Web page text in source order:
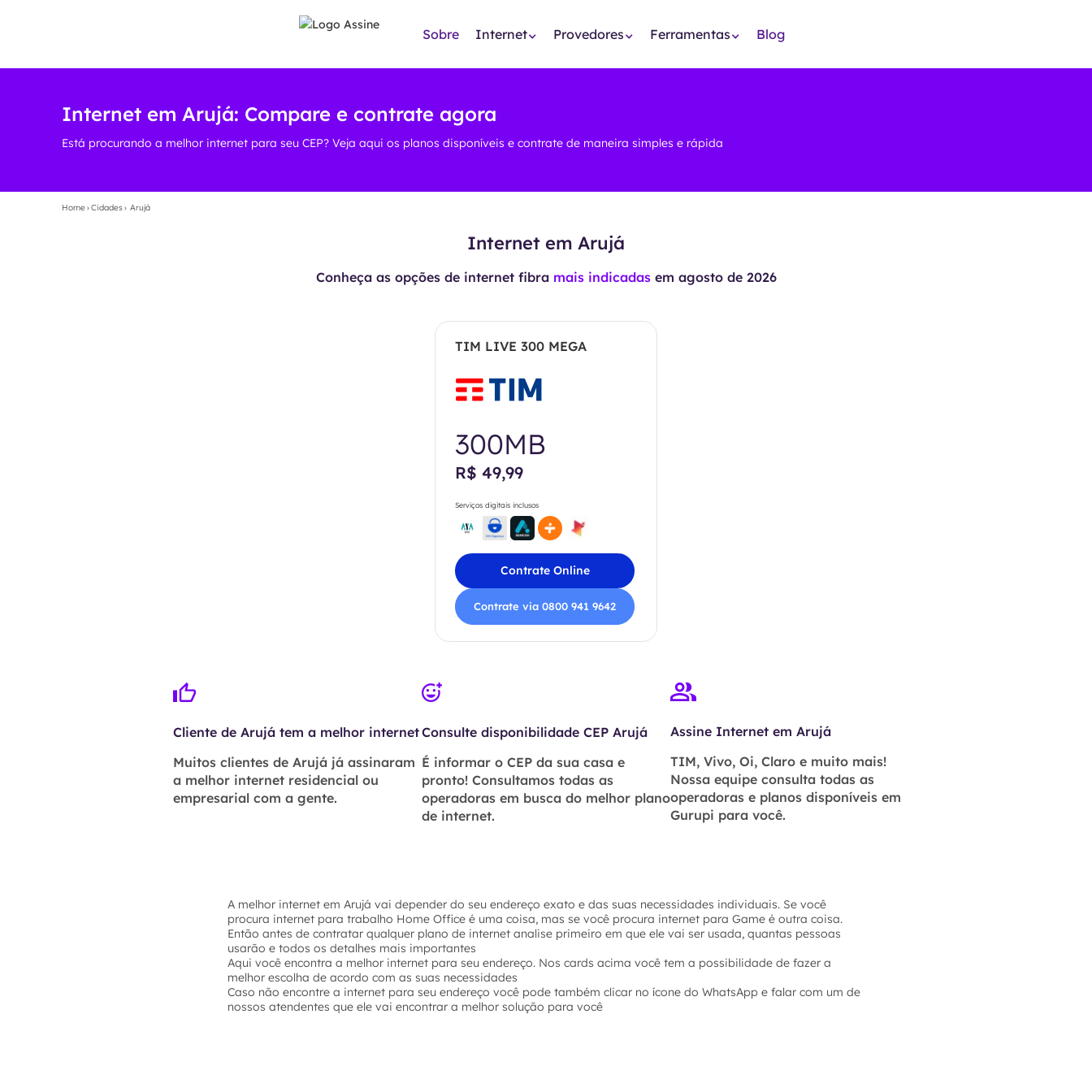
Sobre Internet Provedores Ferramentas Blog
Internet em Arujá: Compare e contrate agora
Está procurando a melhor internet para seu CEP? Veja aqui os planos disponíveis e contrate de maneira simples e rápida
Home›Cidades› Arujá
Internet em Arujá
Conheça as opções de internet fibra mais indicadasem agosto de 2026
TIM LIVE 300 MEGA
300MB
R$ 49,99
Serviços digitais inclusos
Contrate Online
Contrate via 0800 941 9642
Cliente de Arujá tem a melhor internet
Muitos clientes de Arujá já assinaram
a melhor internet residencial ou
empresarial com a gente.
Consulte disponibilidade CEP Arujá
É informar o CEP da sua casa e
pronto! Consultamos todas as
operadoras em busca do melhor plano
de internet.
Assine Internet em Arujá
TIM, Vivo, Oi, Claro e muito mais!
Nossa equipe consulta todas as
operadoras e planos disponíveis em
Gurupi para você.
A melhor internet em Arujá vai depender do seu endereço exato e das suas necessidades individuais. Se você
procura internet para trabalho Home Office é uma coisa, mas se você procura internet para Game é outra coisa.
Então antes de contratar qualquer plano de internet analise primeiro em que ele vai ser usada, quantas pessoas
usarão e todos os detalhes mais importantes
Aqui você encontra a melhor internet para seu endereço. Nos cards acima você tem a possibilidade de fazer a
melhor escolha de acordo com as suas necessidades
Caso não encontre a internet para seu endereço você pode também clicar no ícone do WhatsApp e falar com um de
nossos atendentes que ele vai encontrar a melhor solução para você